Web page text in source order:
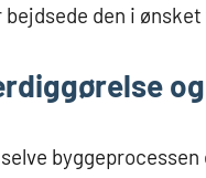
bejdsede den i